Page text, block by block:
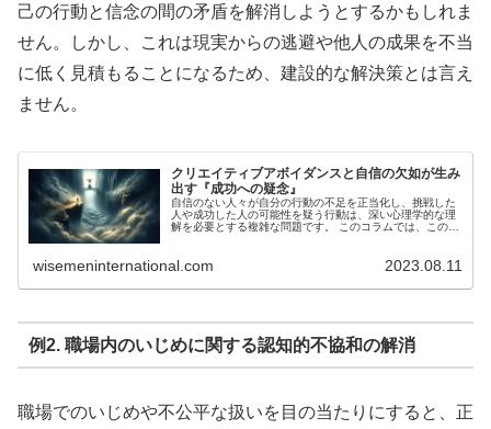
己の行動と信念の間の矛盾を解消しようとするかもしれま
せん。しかし、これは現実からの逃避や他人の成果を不当
に低く見積もることになるため、建設的な解決策とは言え
ません。
クリエイティブアボイダンスと自信の欠如が生み
出す『成功への疑念』
自信のない人々が自分の行動の不足を正当化し、挑戦した
人や成功した人の可能性を疑う行動は、深い心理学的な理
解を必要とする複雑な問題です。 このコラムでは、この現
wisemeninternational.com 2023.08.11
例2. 職場内のいじめに関する認知的不協和の解消
職場でのいじめや不公平な扱いを目の当たりにすると、正